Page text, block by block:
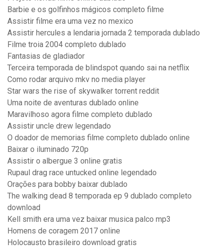
Barbie e os golfinhos mágicos completo filme
Assistir filme era uma vez no mexico
Assistir hercules a lendaria jornada 2 temporada dublado
Filme troia 2004 completo dublado
Fantasias de gladiador
Terceira temporada de blindspot quando sai na netflix
Como rodar arquivo mkv no media player
Star wars the rise of skywalker torrent reddit
Uma noite de aventuras dublado online
Maravilhoso agora filme completo dublado
Assistir uncle drew legendado
O doador de memorias filme completo dublado online
Baixar o iluminado 720p
Assistir o albergue 3 online gratis
Rupaul drag race untucked online legendado
Orações para bobby baixar dublado
The walking dead 8 temporada ep 9 dublado completo
download
Kell smith era uma vez baixar musica palco mp3
Homens de coragem 2017 online
Holocausto brasileiro download gratis